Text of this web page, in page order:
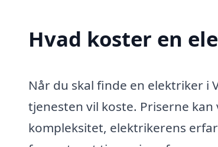
Hvad koster en
Når du skal finde en elektriker i
tjenesten vil koste. Priserne
kompleksitet, elektrikerens